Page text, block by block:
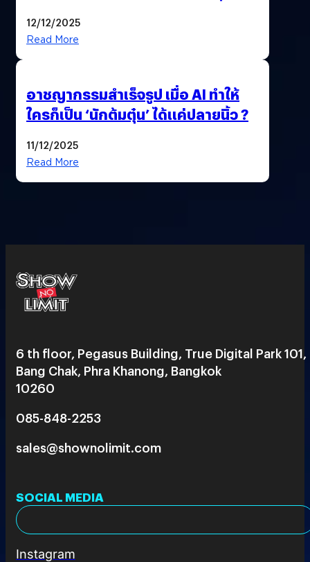
12/12/2025
Read More
อาชญากรรมสำเร็จรูป เมื่อ AI ทำให้
ใครก็เป็น ‘นักต้มตุ๋น’ ได้แค่ปลายนิ้ว ?
11/12/2025
Read More
6 th floor, Pegasus Building, True Digital Park 101,
Bang Chak, Phra Khanong, Bangkok
10260
085-848-2253
sales@shownolimit.com
SOCIAL MEDIA
Instagram